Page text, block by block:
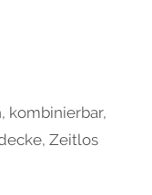
, kombinierbar,
, Zeitlos